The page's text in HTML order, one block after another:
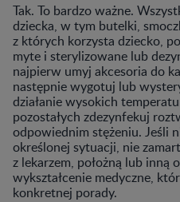
Tak. To bardzo ważne.
dziecka, w tym butelki,
z których korzysta dziecko,
myte i sterylizowane lub
najpierw umyj akcesoria do
następnie wygotuj lub
działanie wysokich
pozostałych zdezynfekuj
odpowiednim stężeniu. Jeśli
określonej sytuacji, nie
z lekarzem, położną lub inną
wykształcenie medyczne,
konkretnej porady.